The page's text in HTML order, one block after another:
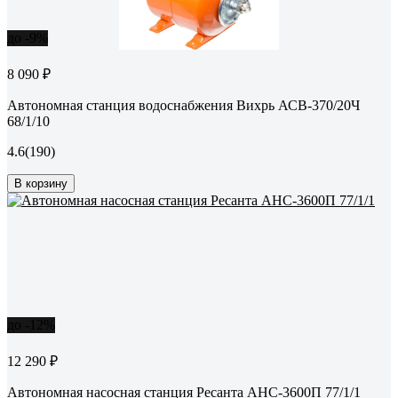
8 090 ₽
Автономная станция водоснабжения Вихрь АСВ-370/20Ч
68/1/10
4.6(190)
В корзину
12 290 ₽
Автономная насосная станция Ресанта АНС-3600П 77/1/1